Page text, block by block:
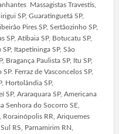
Massagistas Travestis,
SP, Guaratinguetá SP,
Pires SP, Sertãozinho SP,
SP, Atibaia SP, Botucatu SP,
Itapetininga SP, São
Bragança Paulista SP, Itu SP,
Ferraz de Vasconcelos SP,
Hortolândia SP,
SP, Araraquara SP, Americana
Senhora do Socorro SE,
Rorainópolis RR, Ariquemes
RS, Parnamirim RN,